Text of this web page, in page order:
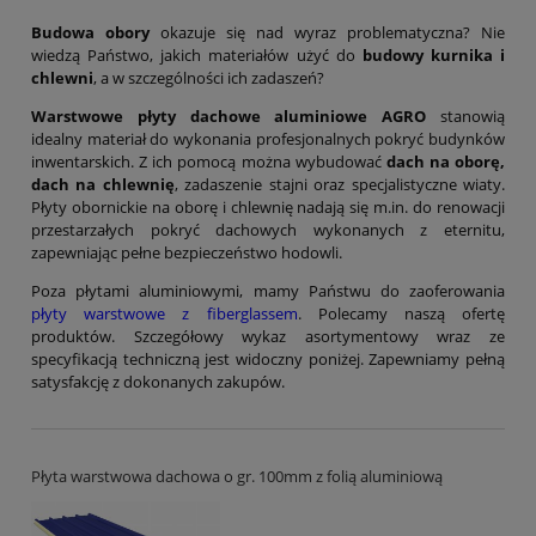
Budowa oboryokazuje się nad wyraz problematyczna? Nie
wiedzą Państwo, jakich materiałów użyć do budowy kurnika i
chlewni, a w szczególności ich zadaszeń?
Warstwowe płyty dachowe aluminiowe AGRO stanowią
idealny materiał do wykonania profesjonalnych pokryć budynków
inwentarskich. Z ich pomocą można wybudować dach na oborę,
dach na chlewnię, zadaszenie stajni oraz specjalistyczne wiaty.
Płyty obornickie na oborę i chlewnię nadają się m.in. do renowacji
przestarzałych pokryć dachowych wykonanych z eternitu,
zapewniając pełne bezpieczeństwo hodowli.
Poza płytami aluminiowymi, mamy Państwu do zaoferowania
płyty warstwowe z fiberglassem. Polecamy naszą ofertę
produktów. Szczegółowy wykaz asortymentowy wraz ze
specyfikacją techniczną jest widoczny poniżej. Zapewniamy pełną
satysfakcję z dokonanych zakupów.
Płyta warstwowa dachowa o gr. 100mm z folią aluminiową